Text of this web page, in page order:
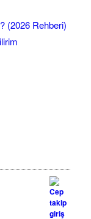
(2026 Rehberi)